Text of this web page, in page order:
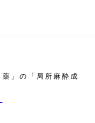
」の「局所麻酔成